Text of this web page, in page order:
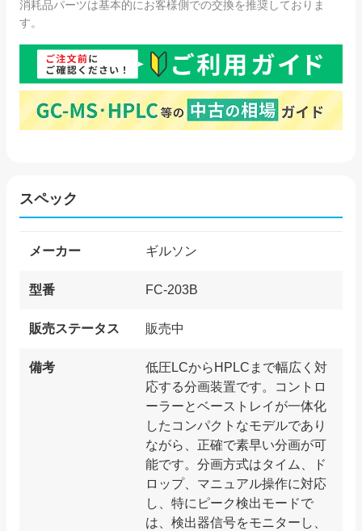
消耗品パーツは基本的にお客様側での交換を推奨しておりま
す。
スペック
メーカー ギルソン
型番 FC-203B
販売ステータス 販売中
備考
低圧LCからHPLCまで幅広く対
応する分画装置です。コントロ
ーラーとベーストレイが一体化
したコンパクトなモデルであり
ながら、正確で素早い分画が可
能です。分画方式はタイム、ド
ロップ、マニュアル操作に対応
し、特にピーク検出モードで
は、検出器信号をモニターし、